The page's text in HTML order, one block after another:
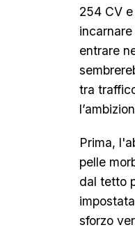
254 CV
entrare
tra
Prima,
pelle
dal tetto
sforzo